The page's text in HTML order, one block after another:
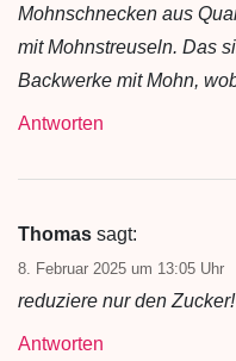
Mohnschnecken aus
mit Mohnstreuseln. Das
Backwerke mit Mohn,
Antworten
Thomas sagt:
8. Februar 2025 um 13:05 Uhr
reduziere nur den Zucker!
Antworten